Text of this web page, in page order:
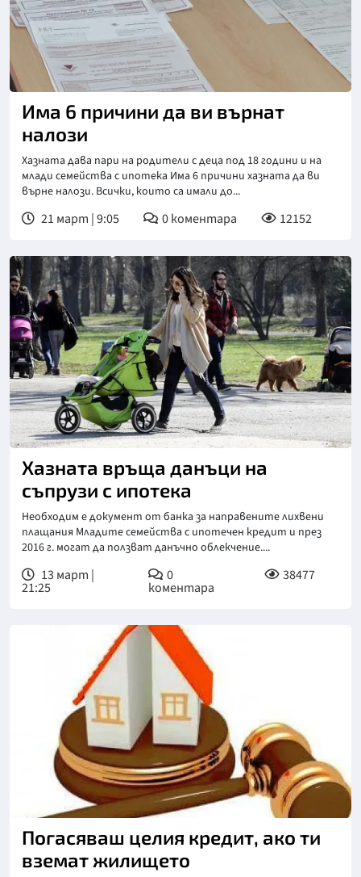
Има 6 причини да ви върнат
налози
Хазната дава пари на родители с деца под 18 години и на
млади семейства с ипотека Има 6 причини хазната да ви
върне налози. Всички, които са имали до...
21 март | 9:05 0коментара 12152
Хазната връща данъци на
съпрузи с ипотека
Необходим е документ от банка за направените лихвени
плащания Младите семейства с ипотечен кредит и през
2016 г. могат да ползват данъчно облекчение....
13 март |
21:25
0
коментара
38477
Погасяваш целия кредит, ако ти
вземат жилището